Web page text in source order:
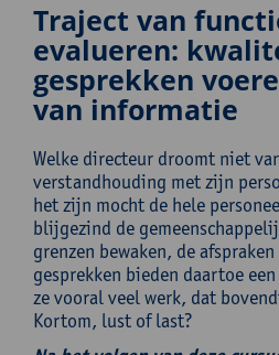
Traject van
evalueren:
gesprekken
van informatie
Welke directeur droomt niet
verstandhouding met zijn
het zijn mocht de hele
blijgezind de
grenzen bewaken, de
gesprekken bieden daartoe
ze vooral veel werk, dat
Kortom, lust of last?